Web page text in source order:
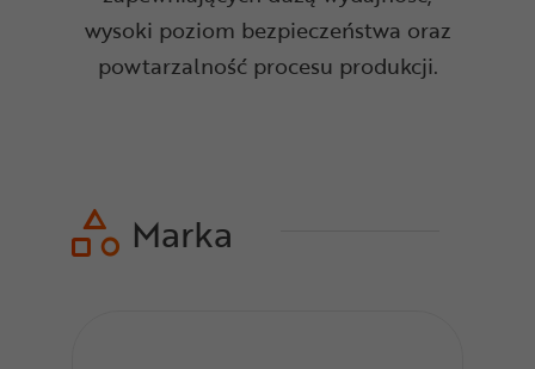
wysoki poziom bezpieczeństwa oraz
powtarzalność procesu produkcji.
Marka